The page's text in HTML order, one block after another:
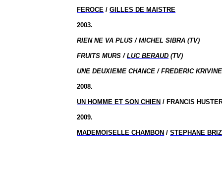
FEROCE /GILLES DE MAISTRE
2003.
RIEN NE VA PLUS / MICHEL SIBRA (TV)
FRUITS MURS /LUC BERAUD (TV)
UNE DEUXIEME CHANCE / FREDERIC
2008.
UN HOMME ET SON CHIEN / FRANCIS
2009.
MADEMOISELLE CHAMBON /STEPHANE